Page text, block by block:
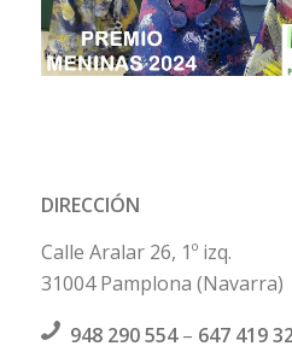
DIRECCIÓN
Calle Aralar 26, 1º izq.
31004 Pamplona (Navarra)
948 290 554– 647 419